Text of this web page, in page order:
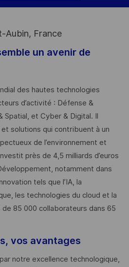
Aubin, France
un avenir de
des hautes technologies
d’activité : Défense &
et Cyber & Digital. Il
solutions qui contribuent à un
de l’environnement et
près de 4,5 milliards d’euros
notamment dans
tels que l’IA, la
les technologies du cloud et la
85 000 collaborateurs dans 65
vos avantages
notre excellence technologique,